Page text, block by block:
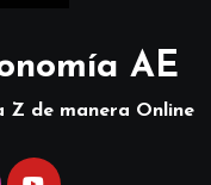
AE
Z de manera Online